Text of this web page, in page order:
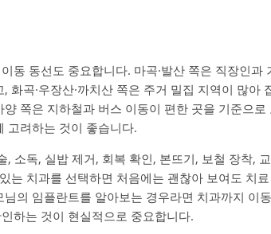
동 동선도 중요합니다. 마곡·발산 쪽은 직장인과
곡·우장산·까치산 쪽은 주거 밀집 지역이 많아
쪽은 지하철과 버스 이동이 편한 곳을 기준으로
고려하는 것이 좋습니다.
소독, 실밥 제거, 회복 확인, 본뜨기, 보철 장착,
는 치과를 선택하면 처음에는 괜찮아 보여도 치
의 임플란트를 알아보는 경우라면 치과까지 이
하는 것이 현실적으로 중요합니다.